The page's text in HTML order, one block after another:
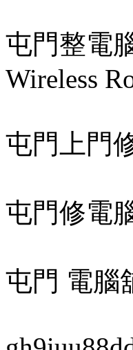
屯門整電
Wireless
屯門上門
屯門修電
屯門 電腦